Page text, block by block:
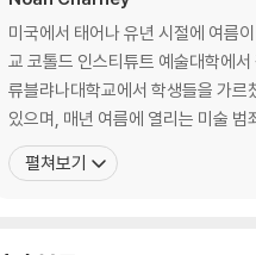
Each chapter is linked to one
to know in depth, and which
Museums can be daunting,
tten by one of the world’s
미국에서 태어나 유년 시절에 여름
교 코톨드 인스티튜트 예술대학에
류블랴나대학교에서 학생들을 가르쳤다. 주로 관심을 가지는 분야는 미술 범죄(art crime)다. 비영리 연구 조직인 미술범죄연구협회(ARCA)를 설립해
있으며, 매년 여름에 열리는 미술
펼쳐보기